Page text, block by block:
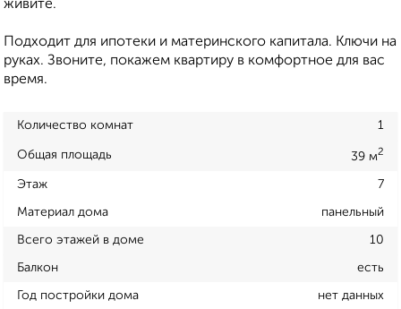
живите.
Подходит для ипотеки и материнского капитала. Ключи на
руках. Звоните, покажем квартиру в комфортное для вас
время.
Количество комнат 1
Общая площадь 39 м2
Этаж 7
Материал дома панельный
Всего этажей в доме 10
Балкон есть
Год постройки дома нет данных